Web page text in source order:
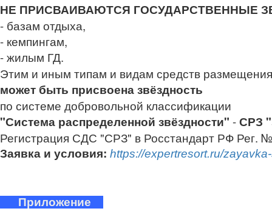
НЕ ПРИСВАИВАЮТСЯ ГОСУДАРСТВЕННЫЕ
- базам отдыха,
- кемпингам,
- жилым ГД.
Этим и иным типам и видам средств размещения
может быть присвоена звёздность
по системе добровольной классификации
"Система распределенной звёздности" -СРЗ
Регистрация СДС "СРЗ" в Росстандарт РФ Рег.
Заявка и условия: https://expertresort.ru/
Приложение